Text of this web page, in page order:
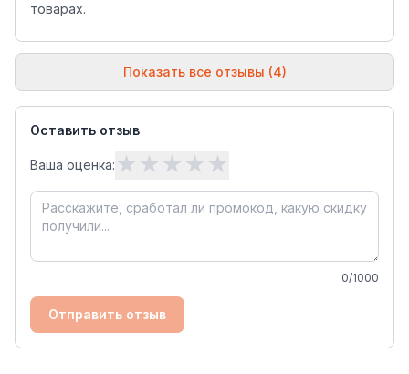
товарах.
Показать все отзывы (4)
Оставить отзыв
Ваша оценка: ★ ★ ★ ★ ★
0/1000
Отправить отзыв